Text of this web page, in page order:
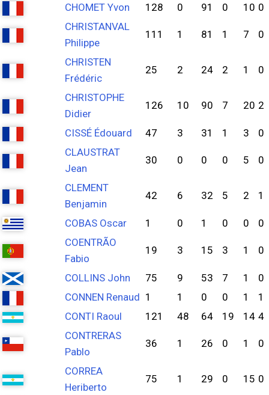
CHOMET Yvon 128 0 91 0 10 0
CHRISTANVAL
Philippe
111 1 81 1 7 0
CHRISTEN
Frédéric
25 2 24 2 1 0
CHRISTOPHE
Didier
126 10 90 7 20 2
CISSÉ Édouard 47 3 31 1 3
0
CLAUSTRAT
Jean
30 0 0 0 5 0
CLEMENT
Benjamin
42 6 32 5 2 1
COBAS Oscar 1 0 1 0 0
0
COENTRÃO
Fabio
19 3 15 3 1 0
COLLINS John 75 9 53 7 1
0
CONNEN Renaud 1 1 0 0 1
1
CONTI Raoul
121 48 64 19 14 4
CONTRERAS
Pablo
36 1 26 0 1 0
CORREA
Heriberto
75 1 29 0 15 0